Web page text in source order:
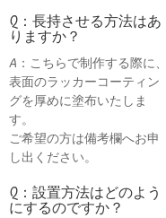
Q：長持させる方法はあ
りますか？
A：こちらで制作する際に、
表面のラッカーコーティン
グを厚めに塗布いたしま
す。
ご希望の方は備考欄へお申
し出ください。
Q：設置方法はどのよう
にするのですか？